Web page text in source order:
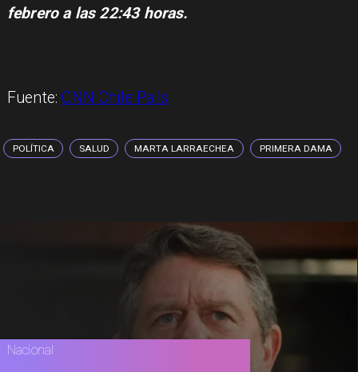
febrero a las 22:43 horas.
Fuente:CNN Chile País
POLÍTICA SALUD MARTA LARRAECHEA PRIMERA DAMA
Nacional